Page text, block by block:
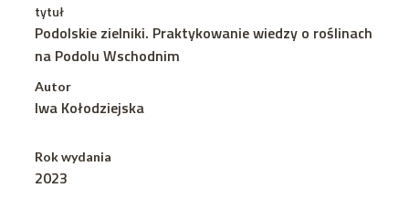
tytuł
Podolskie zielniki. Praktykowanie wiedzy o roślinach
na Podolu Wschodnim
Autor
Iwa Kołodziejska
Rok wydania
2023